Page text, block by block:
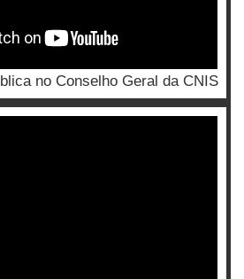
no Conselho Geral da CNIS